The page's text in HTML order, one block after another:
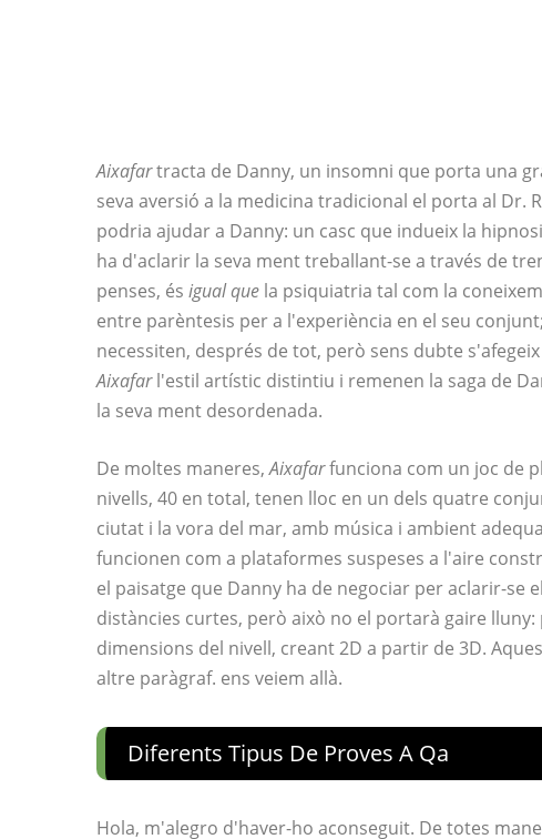
Aixafartracta de Danny, un insomni que porta una
seva aversió a la medicina tradicional el porta al Dr.
podria ajudar a Danny: un casc que indueix la
ha d'aclarir la seva ment treballant-se a través de
penses, és igual que la psiquiatria tal com la
entre parèntesis per a l'experiència en el seu
necessiten, després de tot, però sens dubte
Aixafarl'estil artístic distintiu i remenen la saga de
la seva ment desordenada.
De moltes maneres,Aixafarfunciona com un joc de
nivells, 40 en total, tenen lloc en un dels quatre
ciutat i la vora del mar, amb música i ambient
funcionen com a plataformes suspeses a l'aire
el paisatge que Danny ha de negociar per aclarir-se
distàncies curtes, però això no el portarà gaire
dimensions del nivell, creant 2D a partir de 3D.
altre paràgraf. ens veiem allà.
Diferents Tipus De Proves A Qa
Hola, m'alegro d'haver-ho aconseguit. De totes